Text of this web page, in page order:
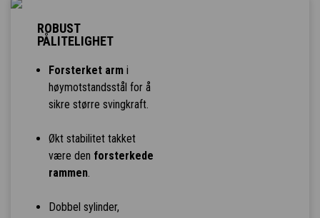
ROBUST
PÅLITELIGHET
Forsterket armi
høymotstandsstål for å
sikre større svingkraft.
Økt stabilitet takket
være den forsterkede
rammen.
Dobbel sylinder,